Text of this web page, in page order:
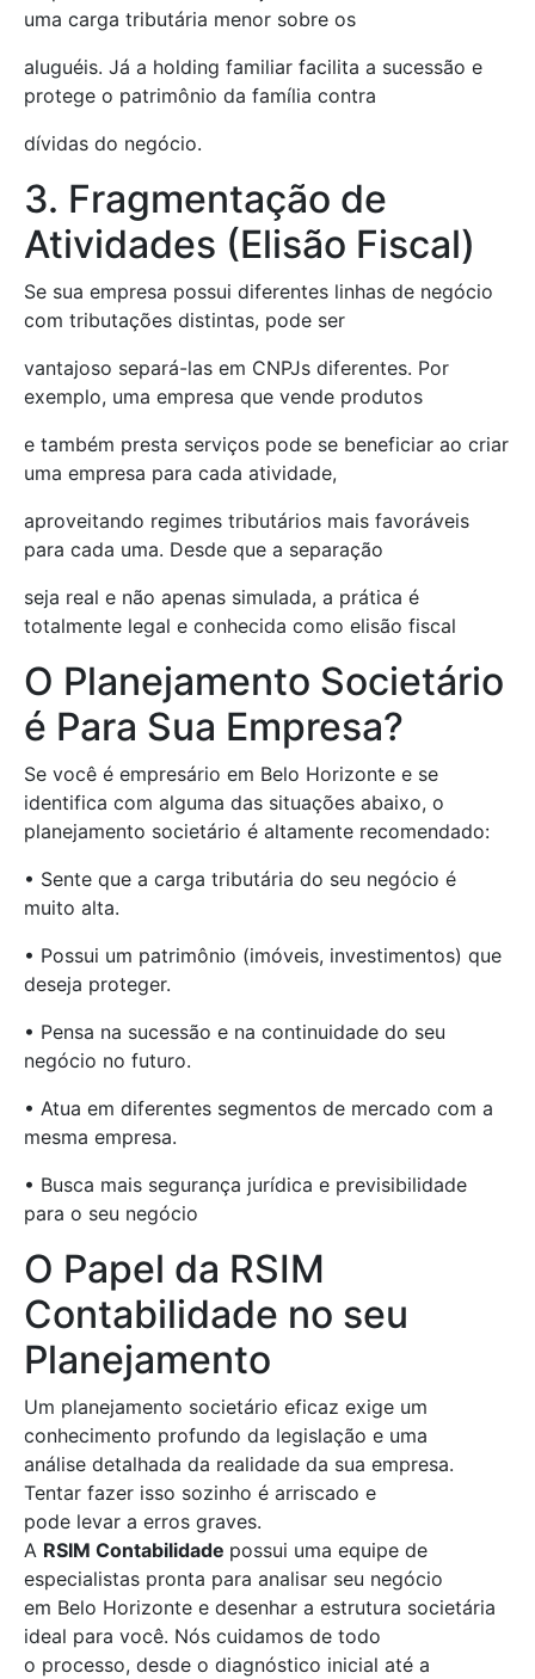
uma carga tributária menor sobre os
aluguéis. Já a holding familiar facilita a sucessão e
protege o patrimônio da família contra
dívidas do negócio.
3. Fragmentação de
Atividades (Elisão Fiscal)
Se sua empresa possui diferentes linhas de negócio
com tributações distintas, pode ser
vantajoso separá-las em CNPJs diferentes. Por
exemplo, uma empresa que vende produtos
e também presta serviços pode se beneficiar ao criar
uma empresa para cada atividade,
aproveitando regimes tributários mais favoráveis
para cada uma. Desde que a separação
seja real e não apenas simulada, a prática é
totalmente legal e conhecida como elisão fiscal
O Planejamento Societário
é Para Sua Empresa?
Se você é empresário em Belo Horizonte e se
identifica com alguma das situações abaixo, o
planejamento societário é altamente recomendado:
• Sente que a carga tributária do seu negócio é
muito alta.
• Possui um patrimônio (imóveis, investimentos) que
deseja proteger.
• Pensa na sucessão e na continuidade do seu
negócio no futuro.
• Atua em diferentes segmentos de mercado com a
mesma empresa.
• Busca mais segurança jurídica e previsibilidade
para o seu negócio
O Papel da RSIM
Contabilidade no seu
Planejamento
Um planejamento societário eficaz exige um
conhecimento profundo da legislação e uma
análise detalhada da realidade da sua empresa.
Tentar fazer isso sozinho é arriscado e
pode levar a erros graves.
A RSIM Contabilidade possui uma equipe de
especialistas pronta para analisar seu negócio
em Belo Horizonte e desenhar a estrutura societária
ideal para você. Nós cuidamos de todo
o processo, desde o diagnóstico inicial até a